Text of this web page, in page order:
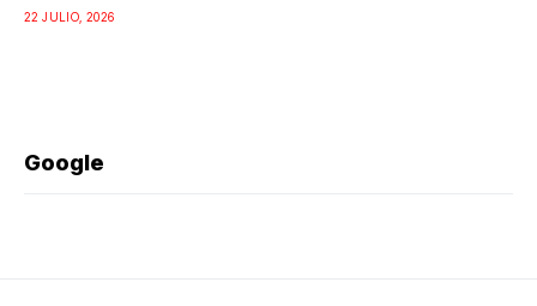
22 JULIO, 2026
Google